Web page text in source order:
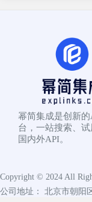
幂简集成是创新
台，一站搜索、
国内外API。
Copyright © 2024 All
公司地址： 北京市朝阳